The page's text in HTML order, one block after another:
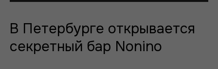
В Петербурге открывается
секретный бар Nonino